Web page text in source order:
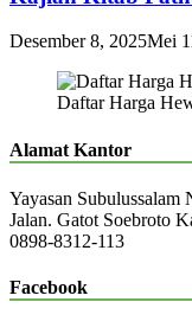
Desember 8, 2025Mei
Daftar Harga
Alamat Kantor
Yayasan Subulussalam
Jalan. Gatot Soebroto
0898-8312-113
Facebook